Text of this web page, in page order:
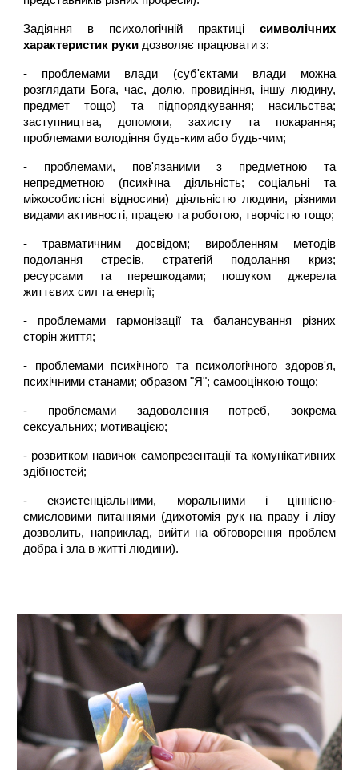
Задіяння в психологічній практиці символічних
характеристик руки дозволяє працювати з:
- проблемами влади (суб'єктами влади можна
розглядати Бога, час, долю, провидіння, іншу людину,
предмет тощо) та підпорядкування; насильства;
заступництва, допомоги, захисту та покарання;
проблемами володіння будь-ким або будь-чим;
- проблемами, пов'язаними з предметною та
непредметною (психічна діяльність; соціальні та
міжособистісні відносини) діяльністю людини, різними
видами активності, працею та роботою, творчістю тощо;
- травматичним досвідом; виробленням методів
подолання стресів, стратегій подолання криз;
ресурсами та перешкодами; пошуком джерела
життєвих сил та енергії;
- проблемами гармонізації та балансування різних
сторін життя;
- проблемами психічного та психологічного здоров'я,
психічними станами; образом "Я"; самооцінкою тощо;
- проблемами задоволення потреб, зокрема
сексуальних; мотивацією;
- розвитком навичок самопрезентації та комунікативних
здібностей;
- екзистенціальними, моральними і ціннісно-
смисловими питаннями (дихотомія рук на праву і ліву
дозволить, наприклад, вийти на обговорення проблем
добра і зла в житті людини).